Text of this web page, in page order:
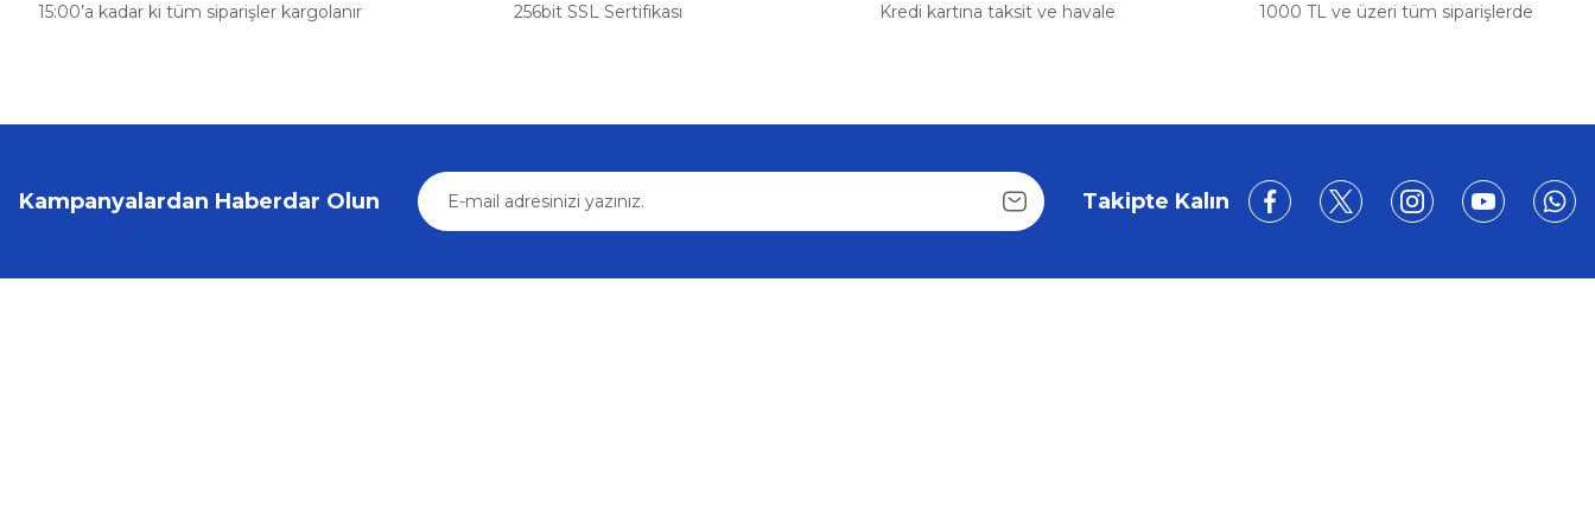
165,88 ₺
15:00’a kadar ki tüm siparişler kargolanır
256bit SSL Sertifikası
Kredi kartına taksit ve havale
1000 TL ve üzeri tüm siparişlerde
Kampanyalardan Haberdar Olun Takipte Kalın